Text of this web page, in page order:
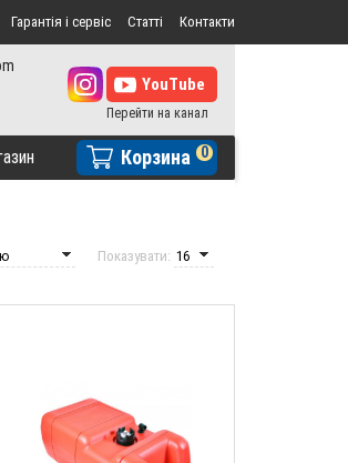
Гарантія і сервіс Статті Контакти
Корзина 0
Показувати: